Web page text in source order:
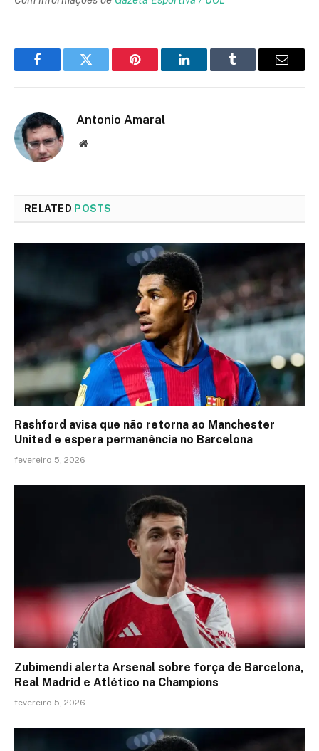
FacebookTwitter Pinterest LinkedInTumblr Email
Antonio Amaral
Website
RELATED POSTS
Rashford avisa que não retorna ao Manchester
United e espera permanência no Barcelona
fevereiro 5, 2026
Zubimendi alerta Arsenal sobre força de Barcelona,
Real Madrid e Atlético na Champions
fevereiro 5, 2026